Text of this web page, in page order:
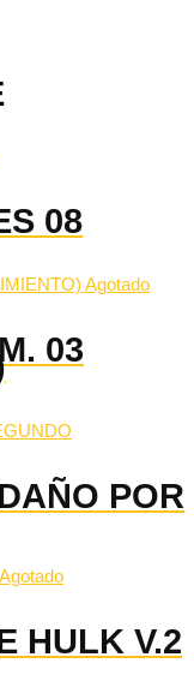
08
Agotado
03
POR
Agotado
HULK V.2